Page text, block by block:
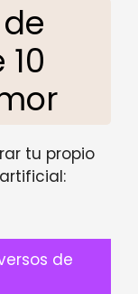
tu propio
de